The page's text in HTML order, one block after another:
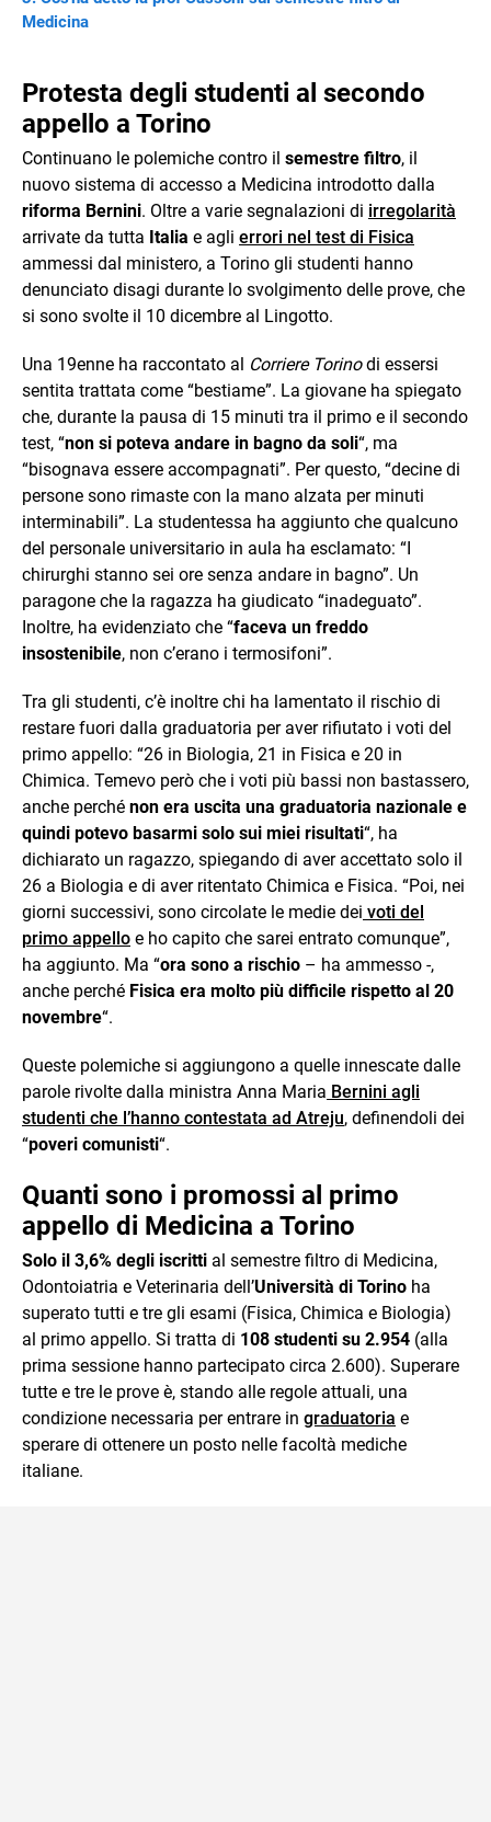
Medicina
Protesta degli studenti al secondo
appello a Torino
Continuano le polemiche contro il semestre filtro, il
nuovo sistema di accesso a Medicina introdotto dalla
riforma Bernini. Oltre a varie segnalazioni di irregolarità
arrivate da tutta Italia e agli errori nel test di Fisica
ammessi dal ministero, a Torino gli studenti hanno
denunciato disagi durante lo svolgimento delle prove, che
si sono svolte il 10 dicembre al Lingotto.
Una 19enne ha raccontato al Corriere Torinodi essersi
sentita trattata come “bestiame”. La giovane ha spiegato
che, durante la pausa di 15 minuti tra il primo e il secondo
test, “non si poteva andare in bagno da soli“, ma
“bisognava essere accompagnati”. Per questo, “decine di
persone sono rimaste con la mano alzata per minuti
interminabili”. La studentessa ha aggiunto che qualcuno
del personale universitario in aula ha esclamato: “I
chirurghi stanno sei ore senza andare in bagno”. Un
paragone che la ragazza ha giudicato “inadeguato”.
Inoltre, ha evidenziato che “faceva un freddo
insostenibile, non c’erano i termosifoni”.
Tra gli studenti, c’è inoltre chi ha lamentato il rischio di
restare fuori dalla graduatoria per aver rifiutato i voti del
primo appello: “26 in Biologia, 21 in Fisica e 20 in
Chimica. Temevo però che i voti più bassi non bastassero,
anche perché non era uscita una graduatoria nazionale e
quindi potevo basarmi solo sui miei risultati“, ha
dichiarato un ragazzo, spiegando di aver accettato solo il
26 a Biologia e di aver ritentato Chimica e Fisica. “Poi, nei
giorni successivi, sono circolate le medie dei voti del
primo appello e ho capito che sarei entrato comunque”,
ha aggiunto. Ma “ora sono a rischio – ha ammesso -,
anche perché Fisica era molto più difficile rispetto al 20
novembre“.
Queste polemiche si aggiungono a quelle innescate dalle
parole rivolte dalla ministra Anna Maria Bernini agli
studenti che l’hanno contestata ad Atreju, definendoli dei
“poveri comunisti“.
Quanti sono i promossi al primo
appello di Medicina a Torino
Solo il 3,6% degli iscritti al semestre filtro di Medicina,
Odontoiatria e Veterinaria dell’Università di Torino ha
superato tutti e tre gli esami (Fisica, Chimica e Biologia)
al primo appello. Si tratta di 108 studenti su 2.954 (alla
prima sessione hanno partecipato circa 2.600). Superare
tutte e tre le prove è, stando alle regole attuali, una
condizione necessaria per entrare in graduatoria e
sperare di ottenere un posto nelle facoltà mediche
italiane.